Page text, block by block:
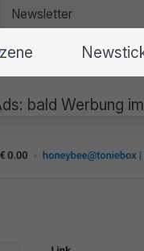
Newsletter
bald Werbung